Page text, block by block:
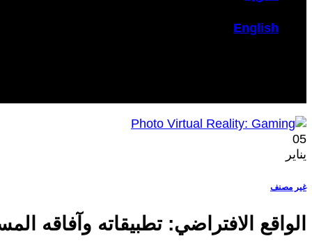
English
05
يناير
غير مصنف
الواقع الافتراضي: تطبيقاته وآفاقه